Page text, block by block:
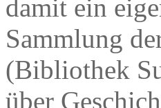
damit ein
Sammlung
(Bibliothek
über